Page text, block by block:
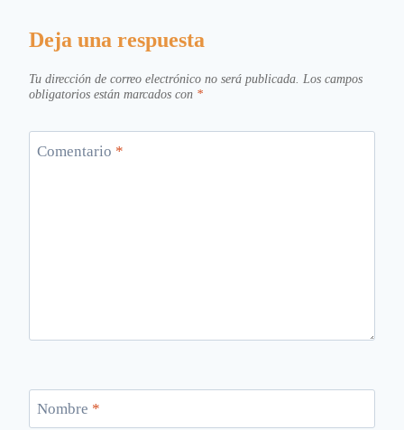
Deja una respuesta
Tu dirección de correo electrónico no será publicada. Los campos
obligatorios están marcados con *
Comentario *
Nombre *